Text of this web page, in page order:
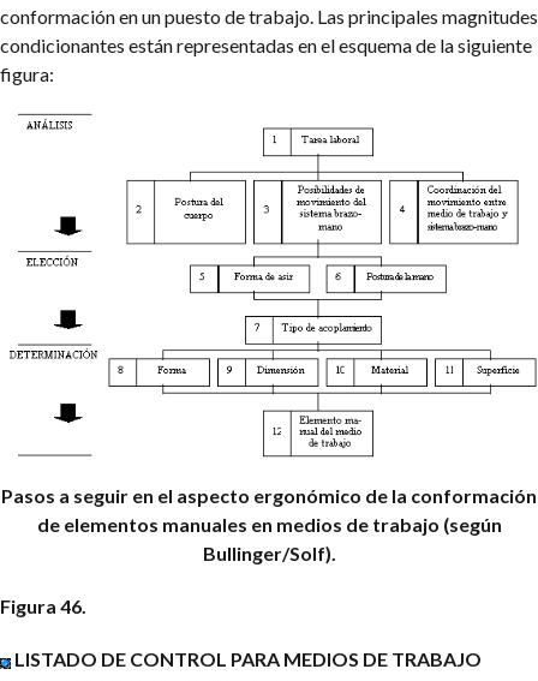
conformación en un puesto de trabajo. Las principales magnitudes
condicionantes están representadas en el esquema de la siguiente
figura:
Pasos a seguir en el aspecto ergonómico de la conformación
de elementos manuales en medios de trabajo (según
Bullinger/Solf).
Figura 46.
LISTADO DE CONTROL PARA MEDIOS DE TRABAJO